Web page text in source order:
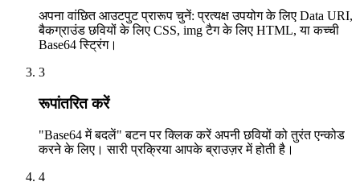
अपना वांछित आउटपुट प्रारूप चुनें: प्रत्यक्ष उपयोग के लिए Data URI,
बैकग्राउंड छवियों के लिए CSS, img टैग के लिए HTML, या कच्ची
Base64 स्ट्रिंग।
3
रूपांतरित करें
"Base64 में बदलें" बटन पर क्लिक करें अपनी छवियों को तुरंत एन्कोड
करने के लिए। सारी प्रक्रिया आपके ब्राउज़र में होती है।
4